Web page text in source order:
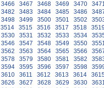
3466 3467 3468 3469 3470
3482 3483 3484 3485 3486
3498 3499 3500 3501 3502
3514 3515 3516 3517 3518
3530 3531 3532 3533 3534
3546 3547 3548 3549 3550
3562 3563 3564 3565 3566
3578 3579 3580 3581 3582
3594 3595 3596 3597 3598
3610 3611 3612 3613 3614
3626 3627 3628 3629 3630